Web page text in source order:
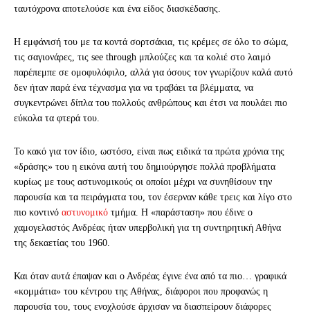
ταυτόχρονα αποτελούσε και ένα είδος διασκέδασης.
Η εμφάνισή του με τα κοντά σορτσάκια, τις κρέμες σε όλο το σώμα,
τις σαγιονάρες, τις see through μπλούζες και τα κολιέ στο λαιμό
παρέπεμπε σε ομοφυλόφιλο, αλλά για όσους τον γνωρίζουν καλά αυτό
δεν ήταν παρά ένα τέχνασμα για να τραβάει τα βλέμματα, να
συγκεντρώνει δίπλα του πολλούς ανθρώπους και έτσι να πουλάει πιο
εύκολα τα φτερά του.
Το κακό για τον ίδιο, ωστόσο, είναι πως ειδικά τα πρώτα χρόνια της
«δράσης» του η εικόνα αυτή του δημιούργησε πολλά προβλήματα
κυρίως με τους αστυνομικούς οι οποίοι μέχρι να συνηθίσουν την
παρουσία και τα πειράγματα του, τον έσερναν κάθε τρεις και λίγο στο
πιο κοντινό αστυνομικό τμήμα. Η «παράσταση» που έδινε ο
χαμογελαστός Ανδρέας ήταν υπερβολική για τη συντηρητική Αθήνα
της δεκαετίας του 1960.
Και όταν αυτά έπαψαν και ο Ανδρέας έγινε ένα από τα πιο… γραφικά
«κομμάτια» του κέντρου της Αθήνας, διάφοροι που προφανώς η
παρουσία του, τους ενοχλούσε άρχισαν να διασπείρουν διάφορες